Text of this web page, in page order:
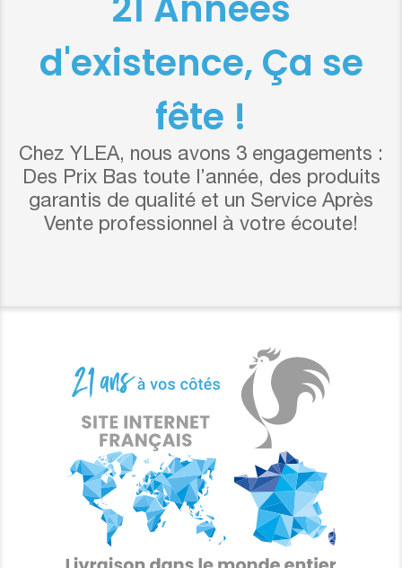
d'existence, Ça se
fête !
Chez YLEA, nous avons 3 engagements :
Des Prix Bas toute l’année, des produits
garantis de qualité et un Service Après
Vente professionnel à votre écoute!